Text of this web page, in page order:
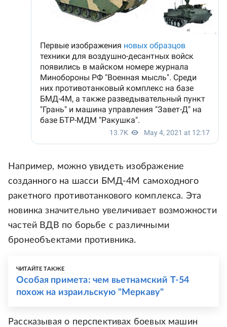
Например, можно увидеть изображение
созданного на шасси БМД-4М самоходного
ракетного противотанкового комплекса. Эта
новинка значительно увеличивает возможности
частей ВДВ по борьбе с различными
бронеобъектами противника.
ЧИТАЙТЕ ТАКЖЕ
Особая примета: чем вьетнамский Т-54
похож на израильскую "Меркаву"
Рассказывая о перспективах боевых машин